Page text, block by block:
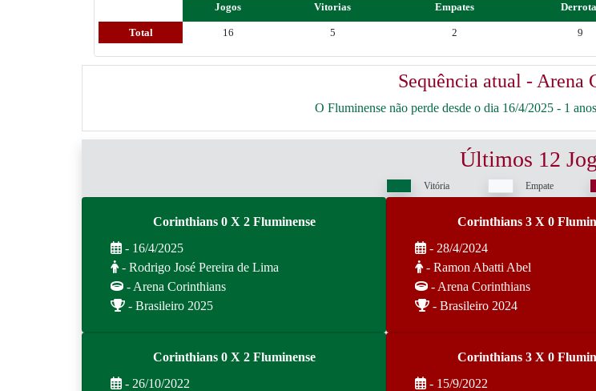
Jogos Vitorias Empates
Total 16 5 2 9
Sequência atual - Arena
O Fluminense não perde desde o dia 16/4/2025 - 1
Últimos 12
Vitória Empate
Corinthians 0 X 2 Fluminense
- 16/4/2025
- Rodrigo José Pereira de Lima
- Arena Corinthians
- Brasileiro 2025
Corinthians 3 X 0
- 28/4/2024
- Ramon Abatti Abel
- Arena Corinthians
- Brasileiro 2024
Corinthians 0 X 2 Fluminense
- 26/10/2022
Corinthians 3 X 0
- 15/9/2022